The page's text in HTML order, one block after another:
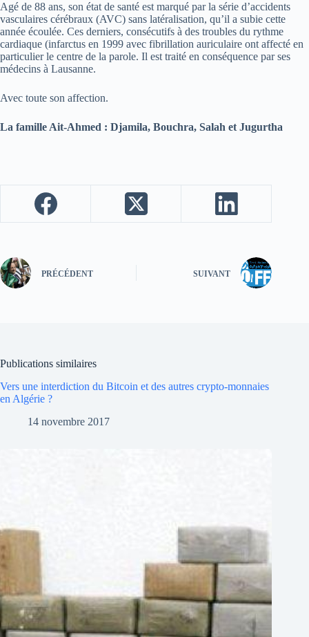
Agé de 88 ans, son état de santé est marqué par la série d’accidents
vasculaires cérébraux (AVC) sans latéralisation, qu’il a subie cette
année écoulée. Ces derniers, consécutifs à des troubles du rythme
cardiaque (infarctus en 1999 avec fibrillation auriculaire ont affecté en
particulier le centre de la parole. Il est traité en conséquence par ses
médecins à Lausanne.
Avec toute son affection.
La famille Ait-Ahmed : Djamila, Bouchra, Salah et Jugurtha
PRÉCÉDENT SUIVANT
Publications similaires
Vers une interdiction du Bitcoin et des autres crypto-monnaies
en Algérie ?
14 novembre 2017